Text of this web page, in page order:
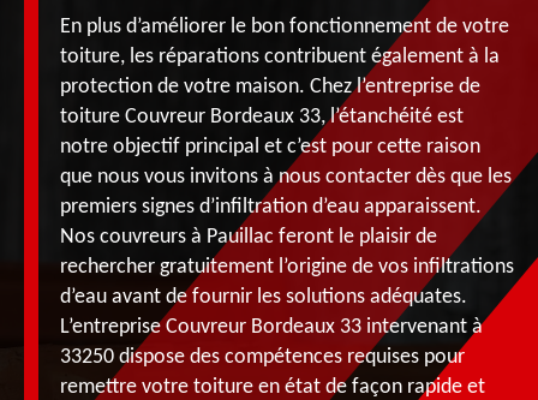
En plus d’améliorer le bon fonctionnement de votre
toiture, les réparations contribuent également à la
protection de votre maison. Chez l’entreprise de
toiture Couvreur Bordeaux 33, l’étanchéité est
notre objectif principal et c’est pour cette raison
que nous vous invitons à nous contacter dès que les
premiers signes d’infiltration d’eau apparaissent.
Nos couvreurs à Pauillac feront le plaisir de
rechercher gratuitement l’origine de vos infiltrations
d’eau avant de fournir les solutions adéquates.
L’entreprise Couvreur Bordeaux 33 intervenant à
33250 dispose des compétences requises pour
remettre votre toiture en état de façon rapide et